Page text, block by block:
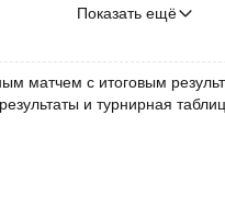
Показать ещё
матчем с итоговым
и турнирная